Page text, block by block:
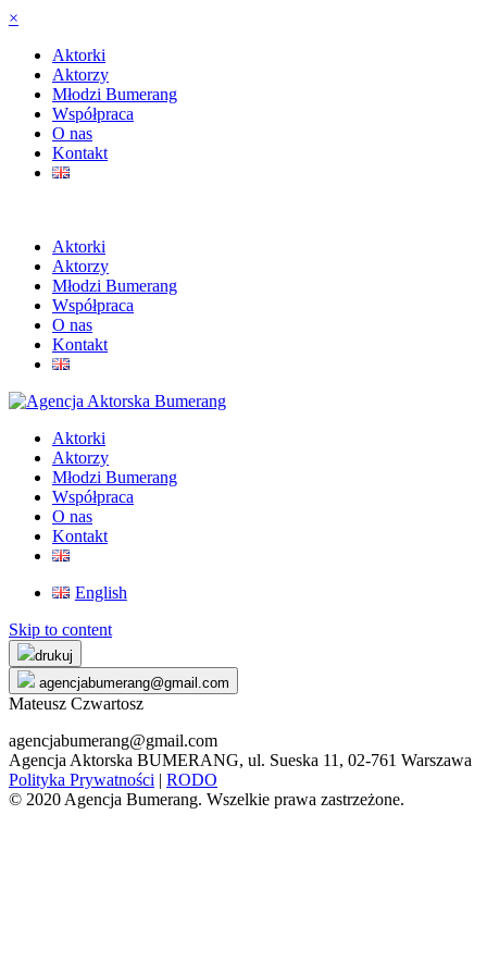
×
Aktorki
Aktorzy
Młodzi Bumerang
Współpraca
O nas
Kontakt
Aktorki
Aktorzy
Młodzi Bumerang
Współpraca
O nas
Kontakt
Aktorki
Aktorzy
Młodzi Bumerang
Współpraca
O nas
Kontakt
English
Skip to content
drukuj
agencjabumerang@gmail.com
Mateusz Czwartosz
agencjabumerang@gmail.com
Agencja Aktorska BUMERANG, ul. Sueska 11, 02-761 Warszawa
Polityka Prywatności | RODO
© 2020 Agencja Bumerang. Wszelkie prawa zastrzeżone.